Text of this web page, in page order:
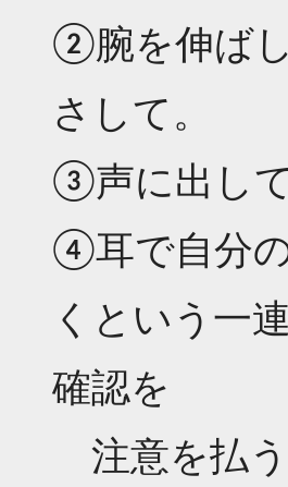
②腕を伸ば
さして。
③声に出して
④耳で自分
くという一
確認を
注意を払